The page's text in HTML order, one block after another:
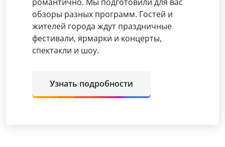
обзоры разных программ. Гостей и
жителей города ждут праздничные
фестивали, ярмарки и концерты,
спектакли и шоу.
Узнать подробности